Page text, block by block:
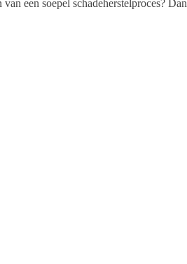
een soepel schadeherstelproces? Dan